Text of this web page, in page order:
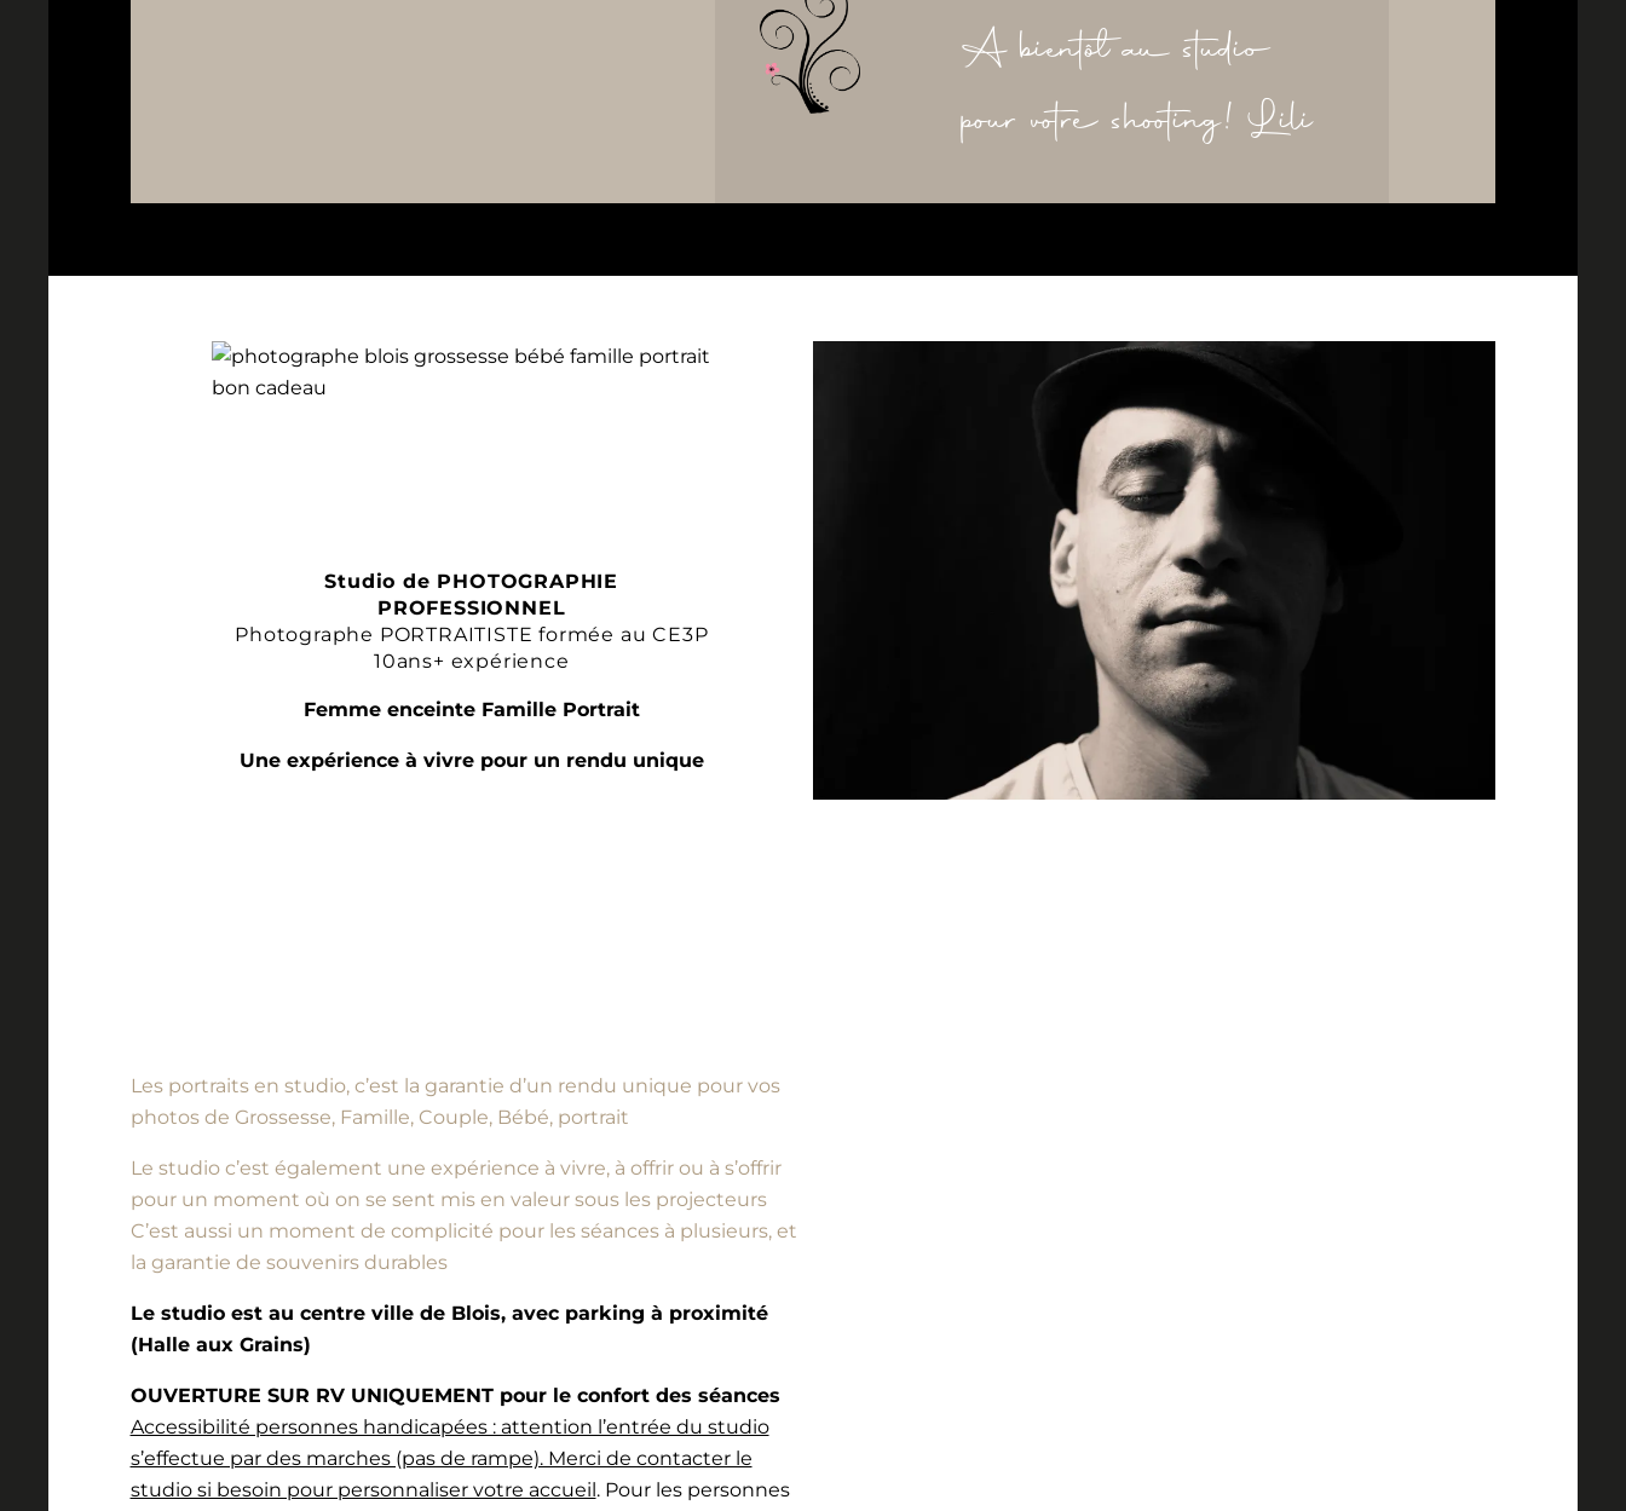
A bientôt au studio
pour votre shooting! Lili
Studio de PHOTOGRAPHIE
PROFESSIONNEL
Photographe PORTRAITISTE formée au CE3P
10ans+ expérience
Femme enceinte Famille Portrait
Une expérience à vivre pour un rendu unique
Les portraits en studio, c’est la garantie d’un rendu unique pour vos
photos de Grossesse, Famille, Couple, Bébé, portrait
Le studio c’est également une expérience à vivre, à offrir ou à s’offrir
pour un moment où on se sent mis en valeur sous les projecteurs
C’est aussi un moment de complicité pour les séances à plusieurs, et
la garantie de souvenirs durables
Le studio est au centre ville de Blois, avec parking à proximité
(Halle aux Grains)
OUVERTURE SUR RV UNIQUEMENT pour le confort des séances
Accessibilité personnes handicapées : attention l’entrée du studio
s’effectue par des marches (pas de rampe). Merci de contacter le
studio si besoin pour personnaliser votre accueil. Pour les personnes